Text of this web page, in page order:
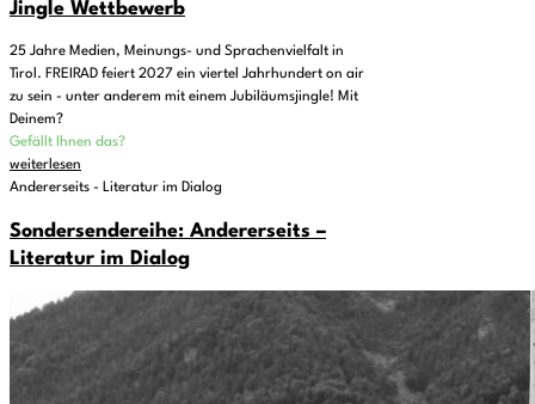
Jingle Wettbewerb
25 Jahre Medien, Meinungs- und Sprachenvielfalt in
Tirol. FREIRAD feiert 2027 ein viertel Jahrhundert on air
zu sein - unter anderem mit einem Jubiläumsjingle! Mit
Deinem?
Gefällt Ihnen das?
weiterlesen
Andererseits - Literatur im Dialog
Sondersendereihe: Andererseits –
Literatur im Dialog